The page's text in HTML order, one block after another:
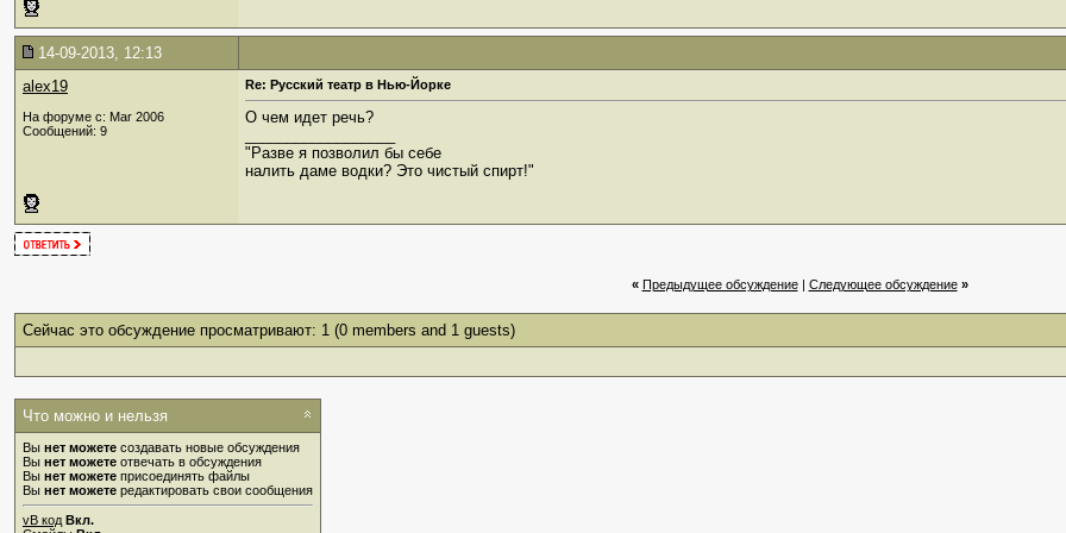
14-09-2013, 12:13
alex19
На форуме с: Mar 2006
Сообщений: 9
Re: Русский театр в Нью-Йорке
О чем идет речь?
"Разве я позволил бы себе
налить даме водки? Это чистый спирт!"
« Предыдущее обсуждение| Cледующее обсуждение »
Сейчас это обсуждение просматривают: 1 (0 members and 1 guests)
Что можно и нельзя
Вы нет можете создавать новые обсуждения
Вы нет можете отвечать в обсуждения
Вы нет можете присоединять файлы
Вы нет можете редактировать свои сообщения
vB код Вкл.